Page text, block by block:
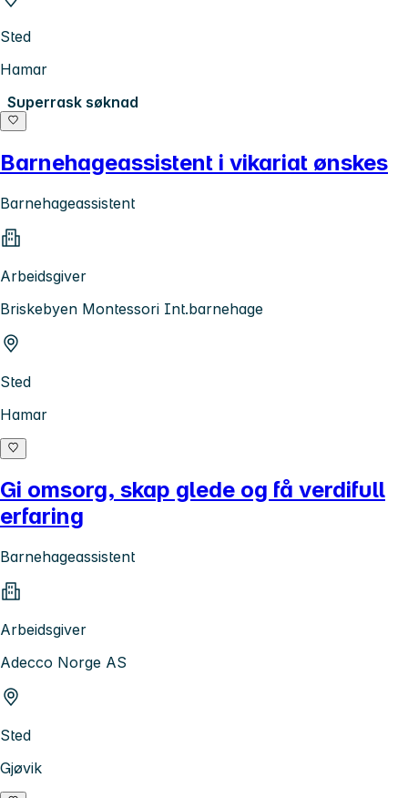
Sted
Hamar
Superrask søknad
Barnehageassistent i vikariat ønskes
Barnehageassistent
Arbeidsgiver
Briskebyen Montessori Int.barnehage
Sted
Hamar
Gi omsorg, skap glede og få verdifull
erfaring
Barnehageassistent
Arbeidsgiver
Adecco Norge AS
Sted
Gjøvik